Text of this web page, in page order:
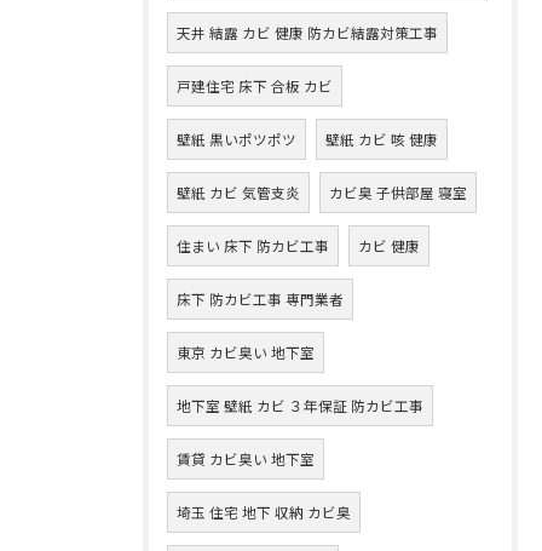
天井 結露 カビ 健康 防カビ結露対策工事
戸建住宅 床下 合板 カビ
壁紙 黒いポツポツ 壁紙 カビ 咳 健康
壁紙 カビ 気管支炎 カビ臭 子供部屋 寝室
住まい 床下 防カビ工事 カビ 健康
床下 防カビ工事 専門業者
東京 カビ臭い 地下室
地下室 壁紙 カビ ３年保証 防カビ工事
賃貸 カビ臭い 地下室
埼玉 住宅 地下 収納 カビ臭